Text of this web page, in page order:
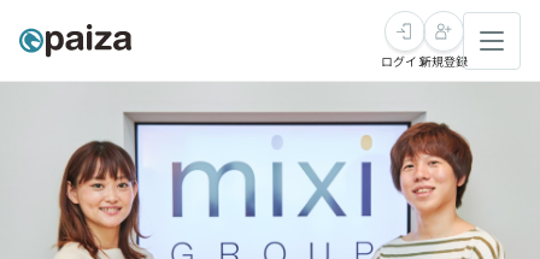
転職・キャリア
求人検索
インタビュー
未経験転職
求人検索
新卒就活
ログイン新規登録